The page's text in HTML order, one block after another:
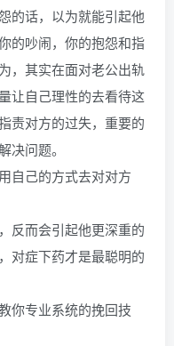
的话，以为就能引起他
的吵闹，你的抱怨和指
，其实在面对老公出轨
让自己理性的去看待这
责对方的过失，重要的
决问题。
自己的方式去对对方
反而会引起他更深重的
对症下药才是最聪明的
你专业系统的挽回技